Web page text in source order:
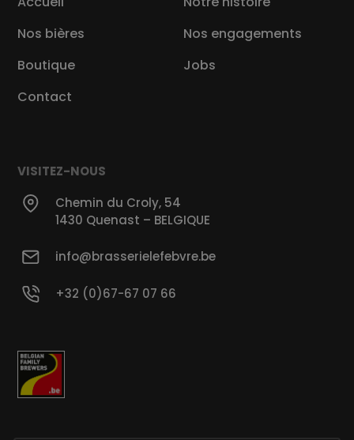
Nos bières
Nos engagements
Boutique
Jobs
Contact
VISITEZ-NOUS
Chemin du Croly, 54
1430 Quenast – BELGIQUE
info@brasserielefebvre.be
+32 (0)67-67 07 66